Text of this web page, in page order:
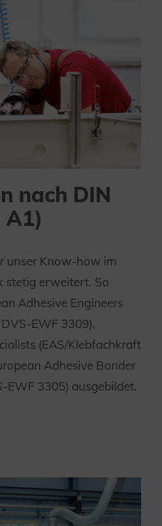
nach DIN
A1)
unser Know-how im
stetig erweitert. So
Adhesive Engineers
EWF 3309),
(EAS/Klebfachkraft
Adhesive Bonder
EWF 3305) ausgebildet.